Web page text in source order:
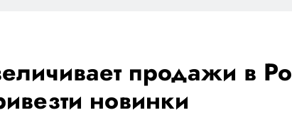
продажи в
новинки